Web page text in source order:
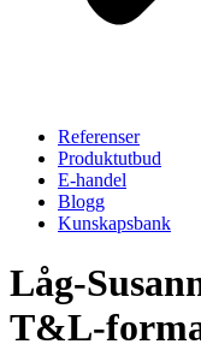
Referenser
Produktutbud
E-handel
Blogg
Kunskapsbank
Låg-
T&L-